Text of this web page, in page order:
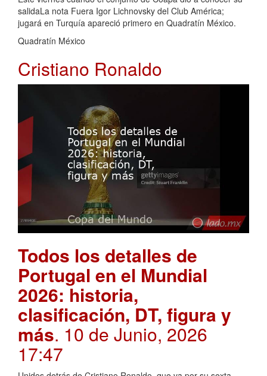
salidaLa nota Fuera Igor Lichnovsky del Club América;
jugará en Turquía apareció primero en Quadratín México.
Quadratín México
Cristiano Ronaldo
Todos los detalles de
Portugal en el Mundial
2026: historia,
clasificación, DT, figura y
más. 10 de Junio, 2026
17:47